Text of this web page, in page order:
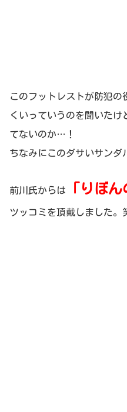
このフットレストが防犯の
くいっていうのを聞いた
てないのか…！
ちなみにこのダサいサンダ
前川氏からは 「りぼ
ツッコミを頂戴しました。